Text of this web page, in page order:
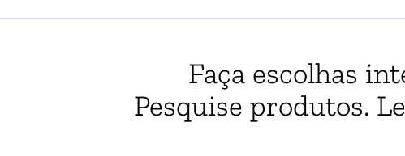
Faça escolhas
Pesquise produtos.